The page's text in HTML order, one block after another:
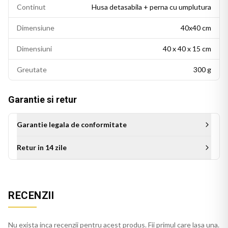
Este potrivita si ca idee de cadou pentru persoanele cu un
Continut Husa detasabila + perna cu umplutura
Dimensiune 40x40 cm
Dimensiuni 40 x 40 x 15 cm
Greutate 300 g
Garantie si retur
Garantie legala de conformitate
Retur in 14 zile
RECENZII
Nu exista inca recenzii pentru acest produs. Fii primul care lasa una.